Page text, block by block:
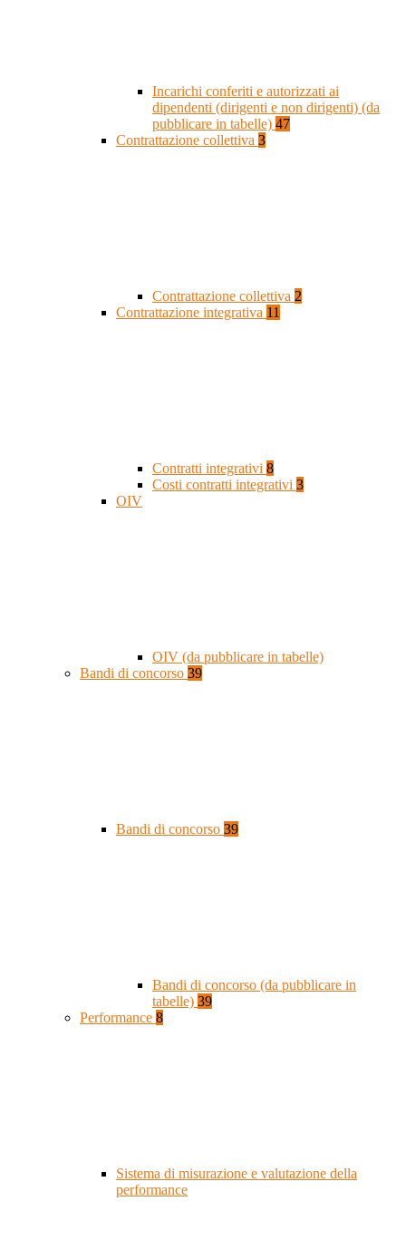
Incarichi conferiti e autorizzati ai
dipendenti (dirigenti e non dirigenti) (da
pubblicare in tabelle) 47
Contrattazione collettiva 3
Contrattazione collettiva 2
Contrattazione integrativa 11
Contratti integrativi 8
Costi contratti integrativi 3
OIV
OIV (da pubblicare in tabelle)
Bandi di concorso 39
Bandi di concorso 39
Bandi di concorso (da pubblicare in
tabelle) 39
Performance 8
Sistema di misurazione e valutazione della
performance